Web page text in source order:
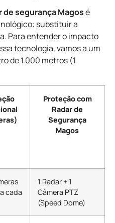
de segurança Magosé
substituir a
Para entender o impacto
tecnologia, vamos a um
de 1.000 metros (1
Proteção com
Radar de
Segurança
Magos
cada
1 Radar + 1
Câmera PTZ
(Speed Dome)